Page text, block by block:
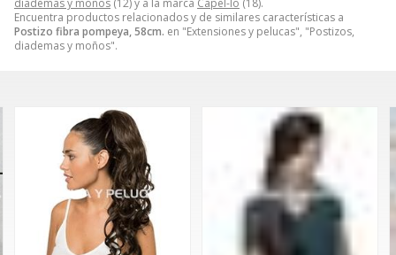
diademas y moños (12) y a la marca Capel-lo (18).
Encuentra productos relacionados y de similares características a
Postizo fibra pompeya, 58cm. en "Extensiones y pelucas", "Postizos,
diademas y moños".